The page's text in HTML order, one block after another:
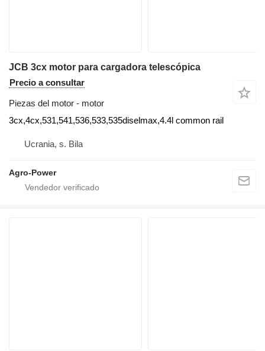
JCB 3cx motor para cargadora telescópica
Precio a consultar
Piezas del motor - motor
3cx,4cx,531,541,536,533,535diselmax,4.4l common rail
Ucrania, s. Bila
Agro-Power